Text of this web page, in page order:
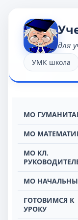
для
УМК школа
МО
МО
МО КЛ.
МО
ГОТОВИМСЯ К
УРОКУ